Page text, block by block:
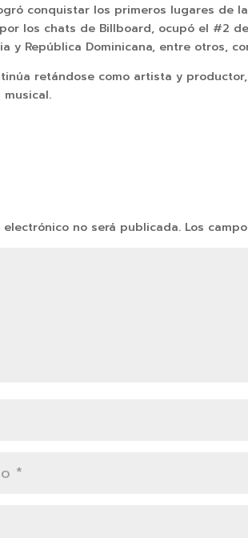
logró conquistar los primeros lugares
los chats de Billboard, ocupó el #2
y República Dominicana, entre otros,
retándose como artista y
no será publicada. Los